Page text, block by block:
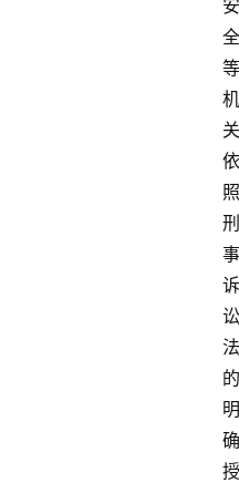
安
全
等
机
关
依
照
刑
事
诉
讼
法
的
明
确
授